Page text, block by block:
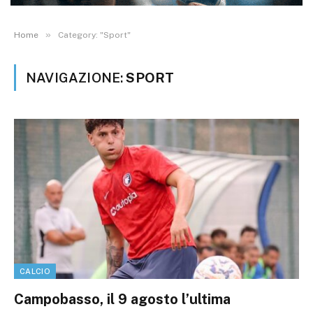
Home » Category: "Sport"
NAVIGAZIONE:SPORT
CALCIO
Campobasso, il 9 agosto l’ultima